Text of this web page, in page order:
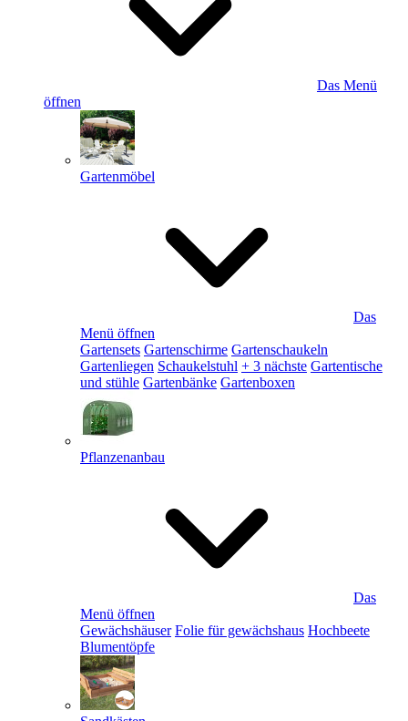
Das Menü
öffnen
Gartenmöbel
Das
Menü öffnen
Gartensets Gartenschirme Gartenschaukeln
Gartenliegen Schaukelstuhl + 3 nächste Gartentische
und stühle Gartenbänke Gartenboxen
Pflanzenanbau
Das
Menü öffnen
Gewächshäuser Folie für gewächshaus Hochbeete
Blumentöpfe